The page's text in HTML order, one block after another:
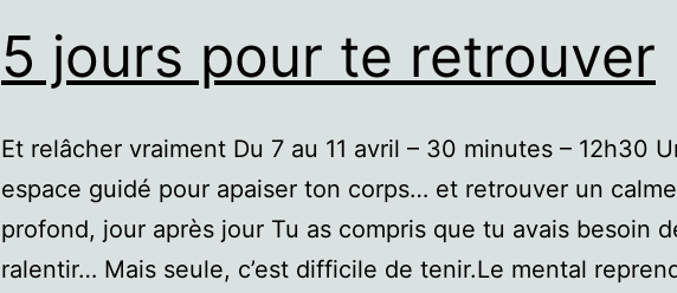
5 jours pour te retrouver
Et relâcher vraiment Du 7 au 11 avril – 30 minutes – 12h30
espace guidé pour apaiser ton corps… et retrouver un calme
profond, jour après jour Tu as compris que tu avais besoin
ralentir… Mais seule, c’est difficile de tenir.Le mental